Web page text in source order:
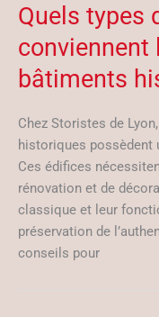
Quels types
conviennent
bâtiments
Chez Storistes de
historiques possèdent
Ces édifices
rénovation et de
classique et leur
préservation de
conseils pour